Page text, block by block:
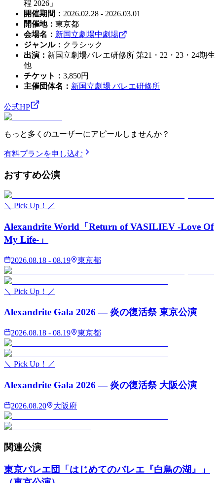
程 2026」
開催期間 ： 2026.02.28 - 2026.03.01
開催地： 東京都
会場名 ： 新国立劇場中劇場
ジャンル： クラシック
出演 ： 新国立劇場バレエ研修所 第21・22・23・24期生
他
チケット ： 3,850円
主催団体名 ： 新国立劇場 バレエ研修所
公式HP
もっと多くのユーザーにアピールしませんか？
有料プランを申し込む
おすすめ公演
＼ Pick Up！／
Alexandrite World「Return of VASILIEV -Love Of
My Life-」
2026.08.18 - 08.19 東京都
＼ Pick Up！／
Alexandrite Gala 2026 — 炎の復活祭 東京公演
2026.08.18 - 08.19 東京都
＼ Pick Up！／
Alexandrite Gala 2026 — 炎の復活祭 大阪公演
2026.08.20 大阪府
関連公演
東京バレエ団「はじめてのバレエ『白鳥の湖』」